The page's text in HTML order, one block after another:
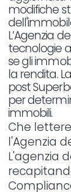
modifiche
L’Agenzia
tecnologie
se gli
la rendita.
post
per
immobili.
Che
l'Agenzia
L'agenzia